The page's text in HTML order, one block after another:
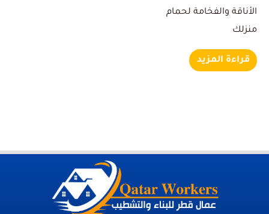
الأناقة والفخامة لحمام
منزلك
قراءة المزيد